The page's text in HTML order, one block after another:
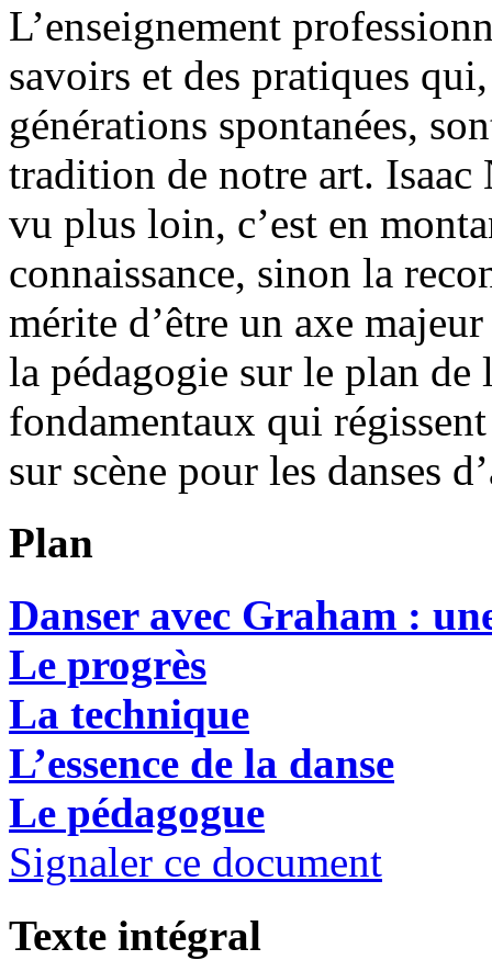
L’enseignement
savoirs et des pratiques
générations spontanées,
tradition de notre art.
vu plus loin, c’est en
connaissance, sinon la
mérite d’être un axe
la pédagogie sur le plan de
fondamentaux qui
sur scène pour les danses
Plan
Danser avec Graham :
Le progrès
La technique
L’essence de la danse
Le pédagogue
Signaler ce document
Texte intégral